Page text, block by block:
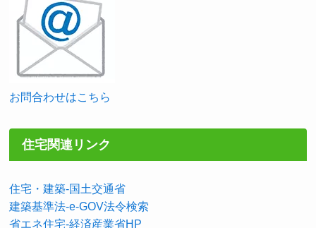
お問合わせはこちら
住宅関連リンク
住宅・建築-国土交通省
建築基準法-e-GOV法令検索
省エネ住宅-経済産業省HP